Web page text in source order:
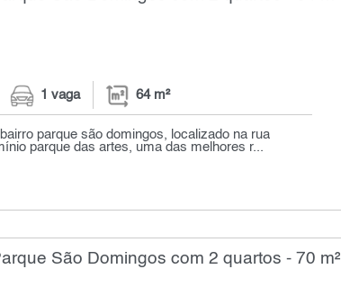
1 vaga 64 m²
parque são domingos, localizado na rua
parque das artes, uma das melhores r...
São Domingos com 2 quartos - 70 m²